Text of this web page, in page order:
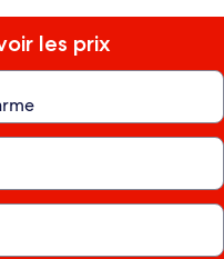
les prix